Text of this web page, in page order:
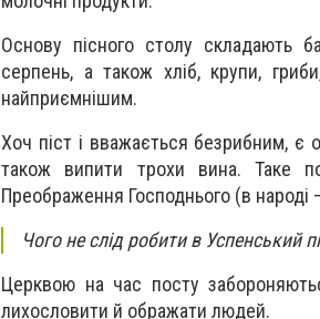
Основу пісного столу складають
серпень, а також хліб, крупи,
найприємнішим.
Хоч піст і вважається безрибним, є
також випити трохи вина. Таке
Преображення Господнього (в народі
Чого не слід робити в Успенський
Церквою на час посту
лихословити й ображати людей.